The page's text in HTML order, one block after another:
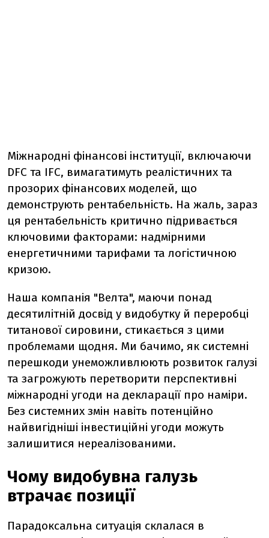
Міжнародні фінансові інституції, включаючи
DFC та IFC, вимагатимуть реалістичних та
прозорих фінансових моделей, що
демонструють рентабельність. На жаль, зараз
ця рентабельність критично підривається
ключовими факторами: надмірними
енергетичними тарифами та логістичною
кризою.
Наша компанія "Велта", маючи понад
десятилітній досвід у видобутку й переробці
титанової сировини, стикається з цими
проблемами щодня. Ми бачимо, як системні
перешкоди унеможливлюють розвиток галузі
та загрожують перетворити перспективні
міжнародні угоди на декларації про наміри.
Без системних змін навіть потенційно
найвигідніші інвестиційні угоди можуть
залишитися нереалізованими.
Чому видобувна галузь
втрачає позиції
Парадоксальна ситуація склалася в